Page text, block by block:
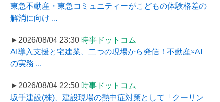
東急不動産・東急コミュニティーがこどもの体験格差の
解消に向け ...
►2026/08/04 23:30 時事ドットコム
AI導入支援と宅建業、二つの現場から発信！不動産×AI
の実務 ...
►2026/08/04 22:50 時事ドットコム
坂手建設(株)、建設現場の熱中症対策として「クーリン